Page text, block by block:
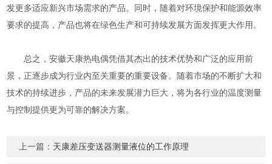
发更多适应新兴市场需求的产品。同时，随着对环境保护和能源效率
要求的提高，产品也将在绿色生产和可持续发展方面发挥更大作用。
总之，安徽天康热电偶凭借其杰出的技术优势和广泛的应用前
景，正逐步成为行业内至关重要的重要设备。随着市场的不断扩大和
技术的持续进步，产品的未来发展潜力巨大，将为各行业的温度测量
与控制提供更为可靠的解决方案。
上一篇： 天康差压变送器测量液位的工作原理